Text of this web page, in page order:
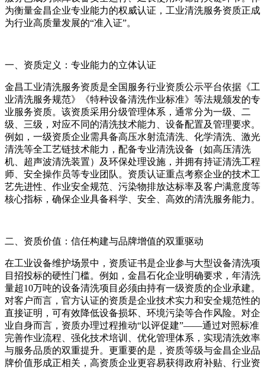
为衡量金昌企业专业能力的权威认证，工业清洗服务资质正成
为行业高质量发展的“准入证”。
一、资质定义：专业能力的立体认证
金昌工业清洗服务资质是全国服务行业资质公示平台依据《工
业清洗服务规范》《特种设备清洗作业标准》等法规颁发的专
业服务资质。该资质采用分级管理体系，通常分为一级、二
级、三级，对应不同的清洗技术能力、设备配置及管理要求。
例如，一级资质企业需具备高压水射流清洗、化学清洗、激光
清洗等全工艺链技术能力，配备专业清洗设备（如高压清洗
机、超声波清洗装置）及环保处理设施，并拥有持证清洗工程
师、安全操作员等专业团队。资质认证重点考察企业的技术工
艺先进性、作业安全规范、污染物排放达标率及客户满意度等
核心指标，确保企业具备科学、安全、高效的清洗服务能力。
二、资质价值：信任构建与品牌增值的双重驱动
在工业设备维护场景中，资质证书是企业参与大型设备清洗项
目招投标的硬性门槛。例如，金昌石化企业明确要求，年清洗
量超10万吨的设备清洗项目必须由持有一级资质的企业承建。
对客户而言，官方认证的资质是企业技术实力和安全规范性的
直接证明，可有效降低设备损坏、环境污染等合作风险。对企
业自身而言，资质办理过程推动“以评促建”——通过对照标准
完善作业流程、强化技术培训、优化管理体系，实现清洗效率
与服务品质的双重提升。更重要的是，资质等级与金昌企业品
牌价值形成正相关，高资质企业更容易获得政府补贴、行业资